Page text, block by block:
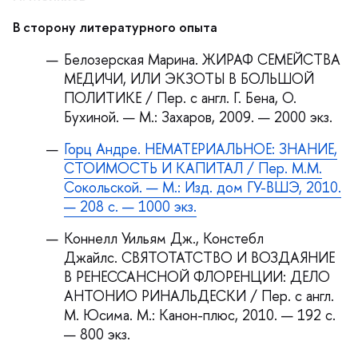
сторону литературного опыта
Белозерская Марина. ЖИРАФ СЕМЕЙСТВА
МЕДИЧИ, ИЛИ ЭКЗОТЫ В БОЛЬШОЙ
ПОЛИТИКЕ / Пер. с англ. Г. Бена, О.
Бухиной. — М.: Захаров, 2009. — 2000 экз.
Горц Андре. НЕМАТЕРИАЛЬНОЕ: ЗНАНИЕ,
СТОИМОСТЬ И КАПИТАЛ / Пер. М.М.
Сокольской. — М.: Изд. дом ГУ-ВШЭ, 2010.
— 208 с. — 1000 экз.
Коннелл Уильям Дж., Констебл
Джайлс. СВЯТОТАТСТВО И ВОЗДАЯНИЕ
РЕНЕССАНСНОЙ ФЛОРЕНЦИИ: ДЕЛО
АНТОНИО РИНАЛЬДЕСКИ / Пер. с англ.
М. Юсима. М.: Канон-плюс, 2010. — 192 с.
— 800 экз.